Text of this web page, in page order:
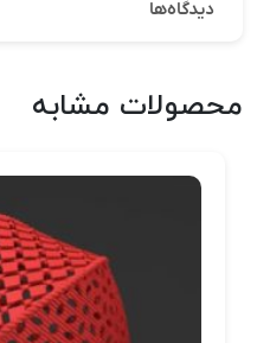
دیدگاه‌ها
محصولات مشابه